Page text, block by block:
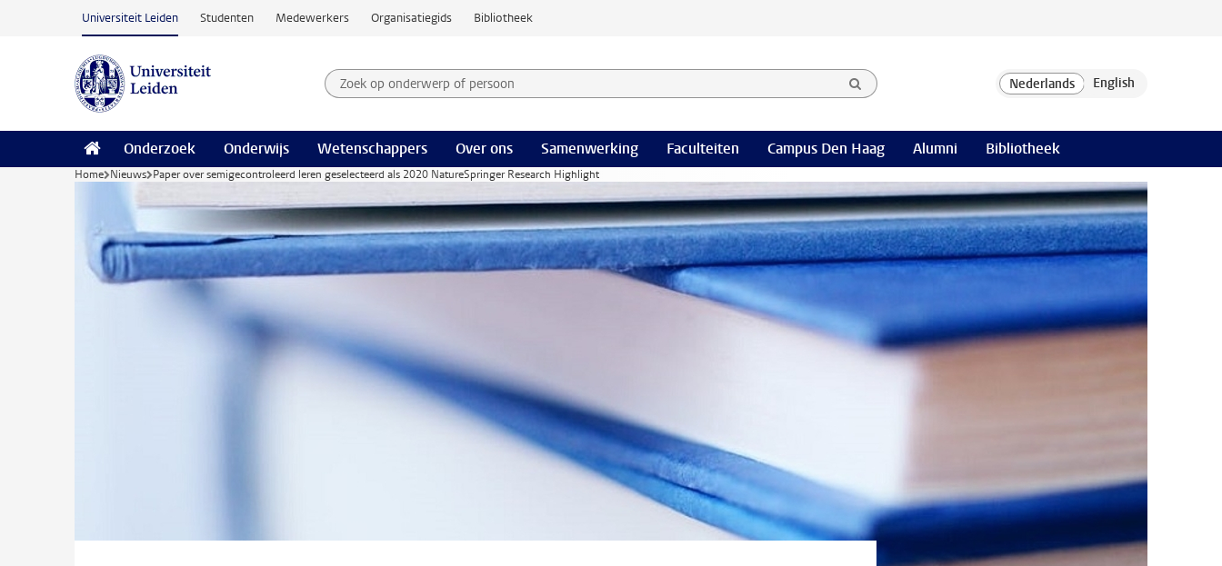
Ga naar hoofdinhoud
Universiteit Leiden Studenten Medewerkers Organisatiegids Bibliotheek
Zoek op onderwerp of persoon en selecteer categorie
Zoekterm
Onderzoek Onderwijs Wetenschappers Over ons Samenwerking Faculteiten Campus Den Haag Alumni Bibliotheek
Home Nieuws Paper over semigecontroleerd leren geselecteerd als 2020 NatureSpringer Research Highlight